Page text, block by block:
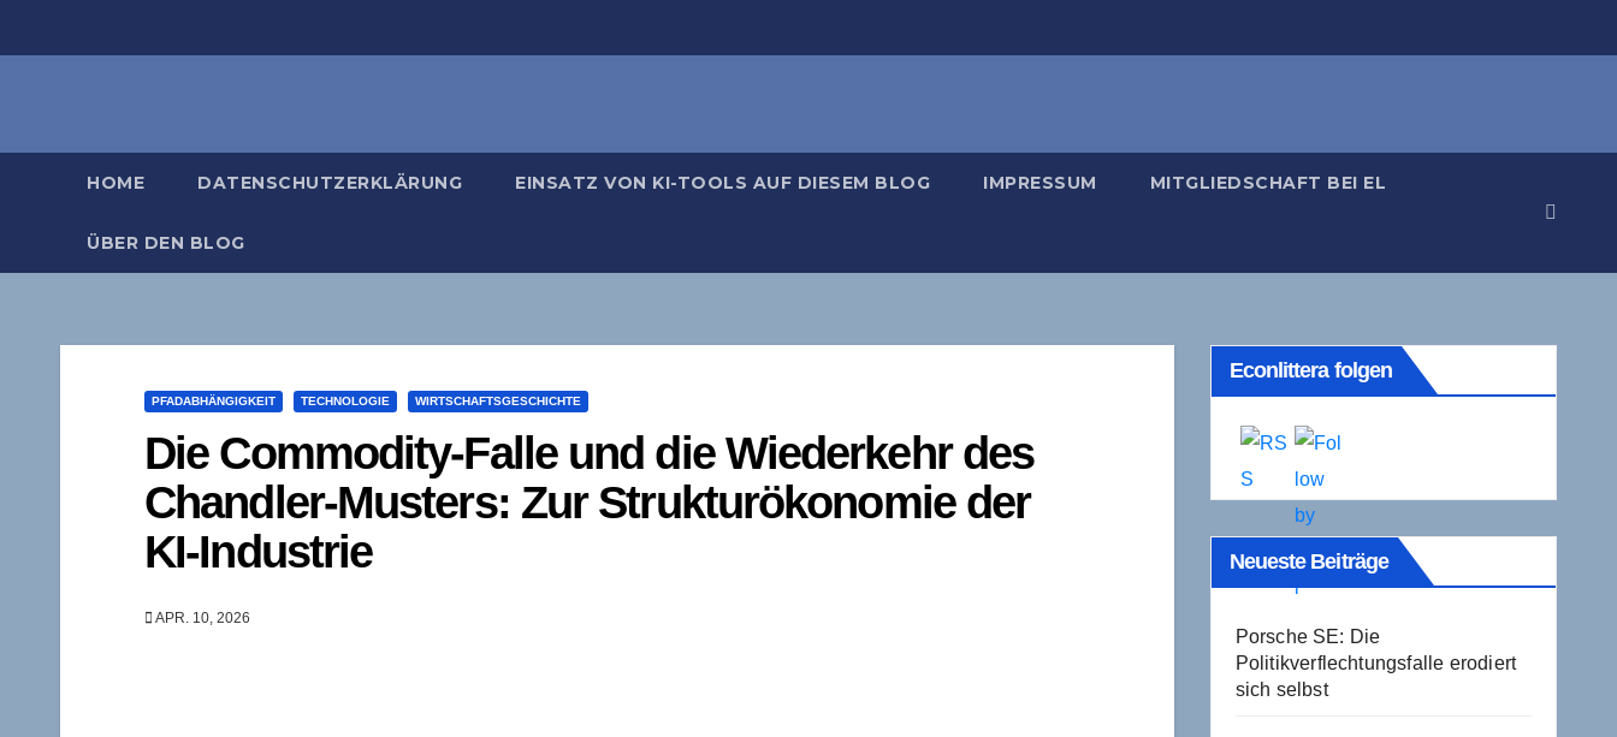
Inhalt
HOME DATENSCHUTZERKLÄRUNG EINSATZ VON KI-TOOLS AUF DIESEM BLOG IMPRESSUM MITGLIEDSCHAFT BEI EL
ÜBER DEN BLOG
PFADABHÄNGIGKEIT TECHNOLOGIE WIRTSCHAFTSGESCHICHTE
Die Commodity-Falle und die Wiederkehr des
Chandler-Musters: Zur Strukturökonomie der
KI-Industrie
APR. 10, 2026
Econlittera folgen
Neueste Beiträge
Porsche SE: Die
Politikverflechtungsfalle erodiert
sich selbst